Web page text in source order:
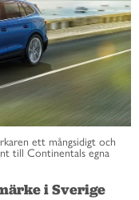
ett mångsidigt och
till Continentals egna
i Sverige